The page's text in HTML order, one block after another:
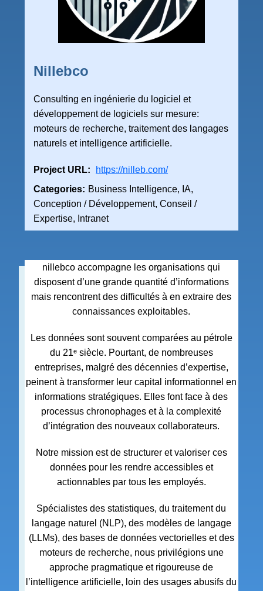
Nillebco
Consulting en ingénierie du logiciel et
développement de logiciels sur mesure:
moteurs de recherche, traitement des langages
naturels et intelligence artificielle.
Project URL:
https://nilleb.com/
Categories: Business Intelligence, IA,
Conception / Développement, Conseil /
Expertise, Intranet
nillebco accompagne les organisations qui
disposent d’une grande quantité d’informations
mais rencontrent des difficultés à en extraire des
connaissances exploitables.
Les données sont souvent comparées au pétrole
du 21ᵉ siècle. Pourtant, de nombreuses
entreprises, malgré des décennies d’expertise,
peinent à transformer leur capital informationnel en
informations stratégiques. Elles font face à des
processus chronophages et à la complexité
d’intégration des nouveaux collaborateurs.
Notre mission est de structurer et valoriser ces
données pour les rendre accessibles et
actionnables par tous les employés.
Spécialistes des statistiques, du traitement du
langage naturel (NLP), des modèles de langage
(LLMs), des bases de données vectorielles et des
moteurs de recherche, nous privilégions une
approche pragmatique et rigoureuse de
l’intelligence artificielle, loin des usages abusifs du